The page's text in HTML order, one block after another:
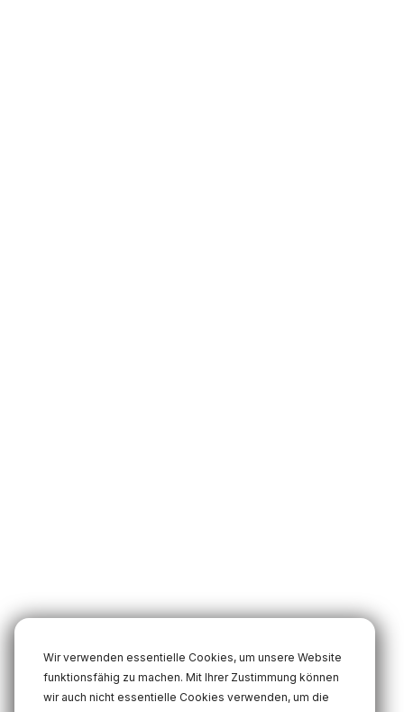
Wir verwenden essentielle Cookies, um unsere Website
funktionsfähig zu machen. Mit Ihrer Zustimmung können
wir auch nicht essentielle Cookies verwenden, um die